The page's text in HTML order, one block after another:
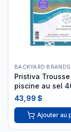
BACKYARD BRANDS
Pristiva
piscine au sel
43,99 $
Ajouter au